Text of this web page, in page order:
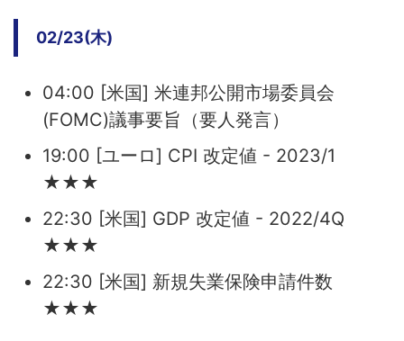
02/23(木)
04:00 [米国] 米連邦公開市場委員会
(FOMC)議事要旨（要人発言）
19:00 [ユーロ] CPI 改定値 - 2023/1
★★★
22:30 [米国] GDP 改定値 - 2022/4Q
★★★
22:30 [米国] 新規失業保険申請件数
★★★